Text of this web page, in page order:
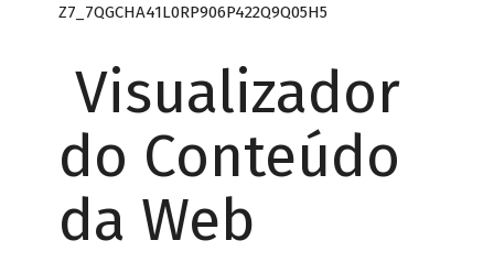
Z7_7QGCHA41L0RP906P422Q9Q05H5
Visualizador
do Conteúdo
da Web